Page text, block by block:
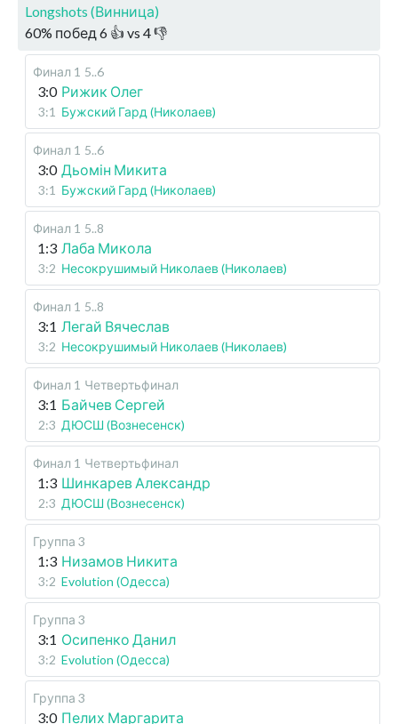
Longshots (Винница)
60% побед 6 👍 vs 4👎
Финал 1 5..6
3:0 Рижик Олег
3:1 Бужский Гард (Николаев)
Финал 1 5..6
3:0 Дьомін Микита
3:1 Бужский Гард (Николаев)
Финал 1 5..8
1:3 Лаба Микола
3:2 Несокрушимый Николаев (Николаев)
Финал 1 5..8
3:1 Легай Вячеслав
3:2 Несокрушимый Николаев (Николаев)
Финал 1 Четвертьфинал
3:1 Байчев Сергей
2:3 ДЮСШ (Вознесенск)
Финал 1 Четвертьфинал
1:3 Шинкарев Александр
2:3 ДЮСШ (Вознесенск)
Группа 3
1:3 Низамов Никита
3:2 Evolution (Одесса)
Группа 3
3:1 Осипенко Данил
3:2 Evolution (Одесса)
Группа 3
3:0 Пелих Маргарита